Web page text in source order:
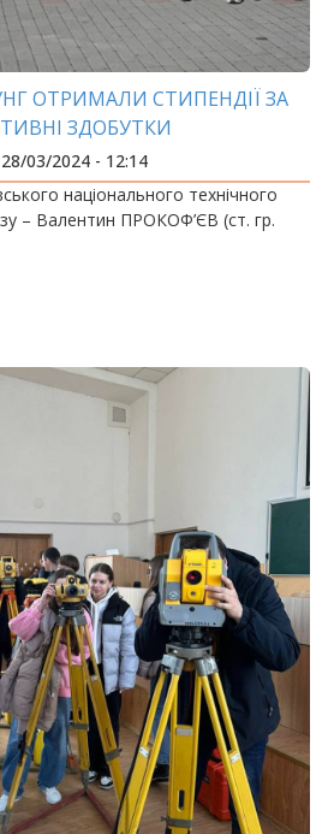
ОТРИМАЛИ СТИПЕНДІЇ ЗА
ЗДОБУТКИ
03/2024 - 12:14
національного технічного
– Валентин ПРОКОФ’ЄВ (ст. гр.